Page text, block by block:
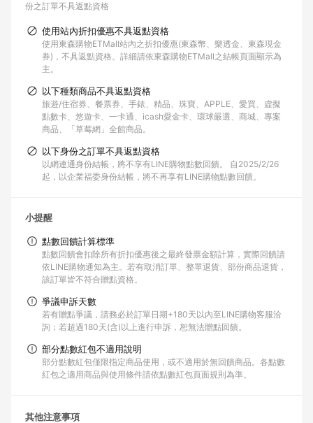
份之訂單不具返點資格
使用站內折扣優惠不具返點資格
使用東森購物ETMall站內之折扣優惠(東森幣、樂透金、東森現金
券)，不具返點資格。詳細請依東森購物ETMall之結帳頁面顯示為
主。
以下種類商品不具返點資格
旅遊/住宿券、餐票券、手錶、精品、珠寶、APPLE、愛買、虛擬
點數卡、悠遊卡、一卡通、icash愛金卡、環球嚴選、商城、專案
商品、「草莓網」全館商品。
以下身份之訂單不具返點資格
以網連通身份結帳，將不享有LINE購物點數回饋。 自2025/2/26
起，以企業福委身份結帳，將不再享有LINE購物點數回饋。
小提醒
點數回饋計算標準
點數回饋會扣除所有折扣優惠後之最終發票金額計算，實際回饋請
依LINE購物通知為主。若有取消訂單、整單退貨、部份商品退貨，
該訂單皆不符合贈點資格。
爭議申訴天數
若有贈點爭議，請務必於訂單日期+180天以內至LINE購物客服洽
詢；若超過180天(含)以上進行申訴，恕無法贈點回饋。
部分點數紅包不適用說明
部分點數紅包僅限指定商品使用，或不適用於無回饋商品。各點數
紅包之適用商品與使用條件請依點數紅包頁面規則為準。
其他注意事項